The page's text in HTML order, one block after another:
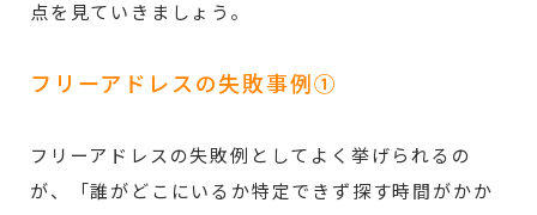
点を見ていきましょう。
フリーアドレスの失敗事例①
フリーアドレスの失敗例としてよく挙げられるの
が、「誰がどこにいるか特定できず探す時間がかか